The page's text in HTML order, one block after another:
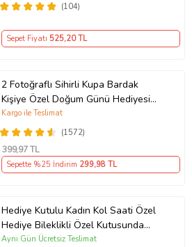
(104)
Sepet Fiyatı 525,20 TL
2 Fotoğraflı Sihirli Kupa Bardak
Kişiye Özel Doğum Günü Hediyesi
Sevgiliye Hediye Anneye Babaya
Ablaya Abiye Kız Erkek Kardeşe
Arkadaşa Resimli Günü Yıl Dönümü
Hediyesi
(1572)
Kargo ile Teslimat
399,97 TL
Sepette %25 İndirim 299,98 TL
Hediye Kutulu Kadın Kol Saati Özel
Hediye Bileklikli Özel Kutusunda
(Gold)
Aynı Gün Ücretsiz Teslimat